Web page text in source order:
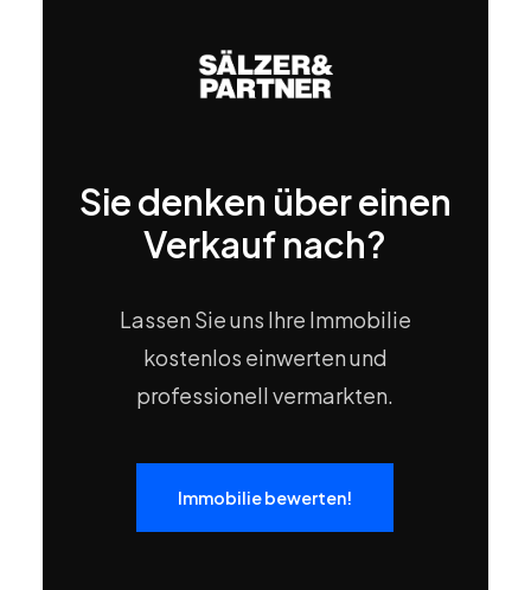
Sie denken über einen
Verkauf nach?
Lassen Sie uns Ihre Immobilie
kostenlos einwerten und
professionell vermarkten.
Immobilie bewerten!